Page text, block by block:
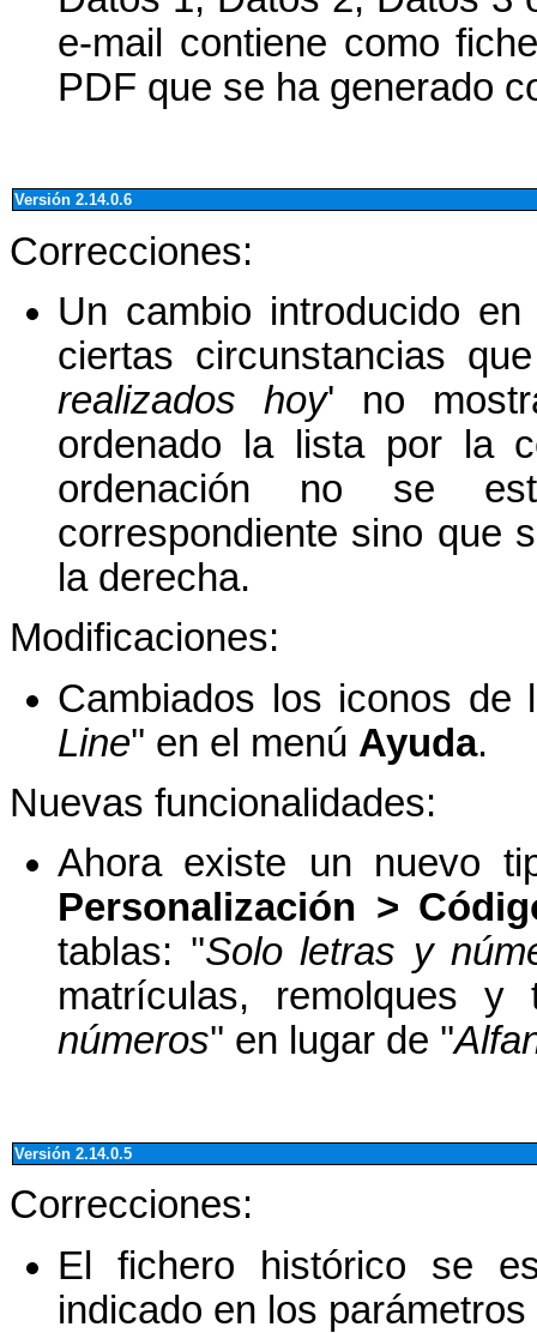
e-mail contiene como
PDF que se ha generado
Versión 2.14.0.6
Correcciones:
Un cambio introducido
ciertas circunstancias
realizados hoy' no
ordenado la lista por la
ordenación no se
correspondiente sino que
la derecha.
Modificaciones:
Cambiados los iconos de
Line'' en el menú Ayuda.
Nuevas funcionalidades:
Ahora existe un nuevo
Personalización >
tablas: ''Solo letras y
matrículas, remolques
números'' en lugar de ''
Versión 2.14.0.5
Correcciones:
El fichero histórico se
indicado en los